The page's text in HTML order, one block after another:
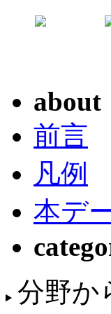
about
前言
凡例
本デ
分野か